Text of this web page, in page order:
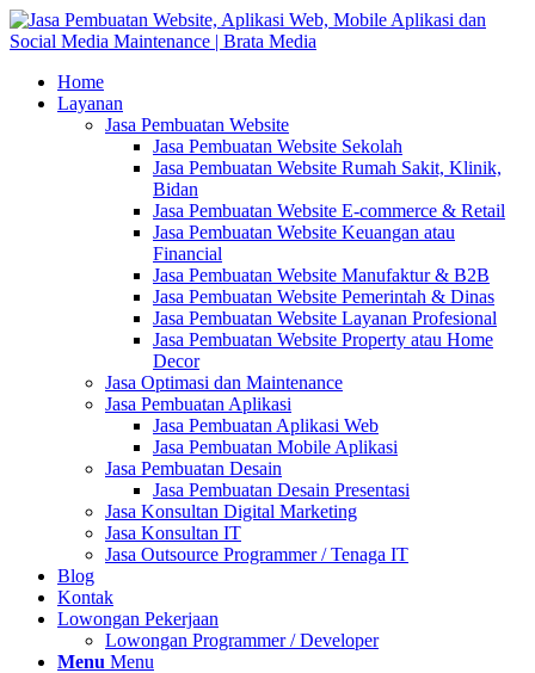
Home
Layanan
Jasa Pembuatan Website
Jasa Pembuatan Website Sekolah
Jasa Pembuatan Website Rumah Sakit, Klinik,
Bidan
Jasa Pembuatan Website E-commerce & Retail
Jasa Pembuatan Website Keuangan atau
Financial
Jasa Pembuatan Website Manufaktur & B2B
Jasa Pembuatan Website Pemerintah & Dinas
Jasa Pembuatan Website Layanan Profesional
Jasa Pembuatan Website Property atau Home
Decor
Jasa Optimasi dan Maintenance
Jasa Pembuatan Aplikasi
Jasa Pembuatan Aplikasi Web
Jasa Pembuatan Mobile Aplikasi
Jasa Pembuatan Desain
Jasa Pembuatan Desain Presentasi
Jasa Konsultan Digital Marketing
Jasa Konsultan IT
Jasa Outsource Programmer / Tenaga IT
Blog
Kontak
Lowongan Pekerjaan
Lowongan Programmer / Developer
Menu Menu